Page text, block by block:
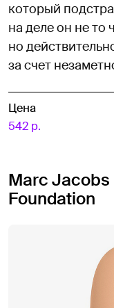
который
на деле он не то
но
за счет
Цена
542 р.
Marc Jacobs
Foundation